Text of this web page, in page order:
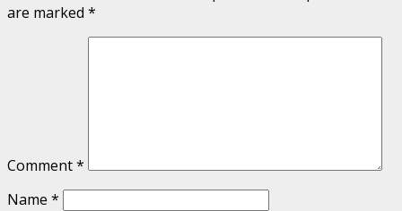
are marked *
Comment*
Name *